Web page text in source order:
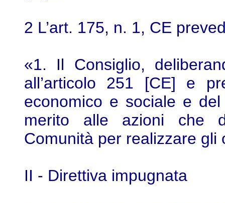
2 L’art. 175, n. 1, CE
«1. Il Consiglio,
all’articolo 251 [CE] e
economico e sociale e
merito alle azioni che
Comunità per realizzare gli
II - Direttiva impugnata